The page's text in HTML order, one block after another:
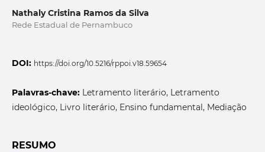
Nathaly Cristina Ramos da Silva
Rede Estadual de Pernambuco
DOI: https://doi.org/10.5216/rppoi.v18.59654
Palavras-chave: Letramento literário, Letramento
ideológico, Livro literário, Ensino fundamental, Mediação
RESUMO